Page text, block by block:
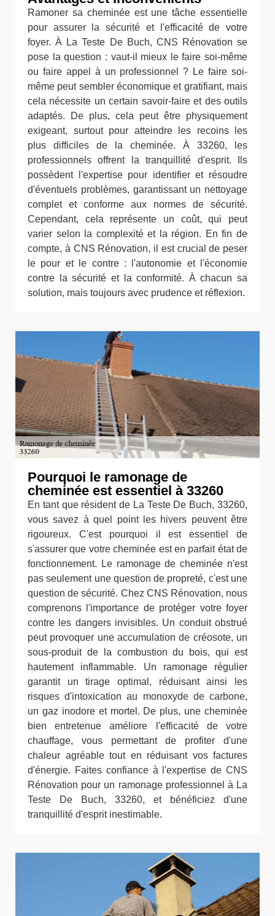
Ramoner sa cheminée est une tâche essentielle
pour assurer la sécurité et l'efficacité de votre
foyer. À La Teste De Buch, CNS Rénovation se
pose la question : vaut-il mieux le faire soi-même
ou faire appel à un professionnel ? Le faire soi-
même peut sembler économique et gratifiant, mais
cela nécessite un certain savoir-faire et des outils
adaptés. De plus, cela peut être physiquement
exigeant, surtout pour atteindre les recoins les
plus difficiles de la cheminée. À 33260, les
professionnels offrent la tranquillité d'esprit. Ils
possèdent l'expertise pour identifier et résoudre
d'éventuels problèmes, garantissant un nettoyage
complet et conforme aux normes de sécurité.
Cependant, cela représente un coût, qui peut
varier selon la complexité et la région. En fin de
compte, à CNS Rénovation, il est crucial de peser
le pour et le contre : l'autonomie et l'économie
contre la sécurité et la conformité. À chacun sa
solution, mais toujours avec prudence et réflexion.
Pourquoi le ramonage de
cheminée est essentiel à 33260
En tant que résident de La Teste De Buch, 33260,
vous savez à quel point les hivers peuvent être
rigoureux. C'est pourquoi il est essentiel de
s'assurer que votre cheminée est en parfait état de
fonctionnement. Le ramonage de cheminée n'est
pas seulement une question de propreté, c'est une
question de sécurité. Chez CNS Rénovation, nous
comprenons l'importance de protéger votre foyer
contre les dangers invisibles. Un conduit obstrué
peut provoquer une accumulation de créosote, un
sous-produit de la combustion du bois, qui est
hautement inflammable. Un ramonage régulier
garantit un tirage optimal, réduisant ainsi les
risques d'intoxication au monoxyde de carbone,
un gaz inodore et mortel. De plus, une cheminée
bien entretenue améliore l'efficacité de votre
chauffage, vous permettant de profiter d'une
chaleur agréable tout en réduisant vos factures
d'énergie. Faites confiance à l'expertise de CNS
Rénovation pour un ramonage professionnel à La
Teste De Buch, 33260, et bénéficiez d'une
tranquillité d'esprit inestimable.